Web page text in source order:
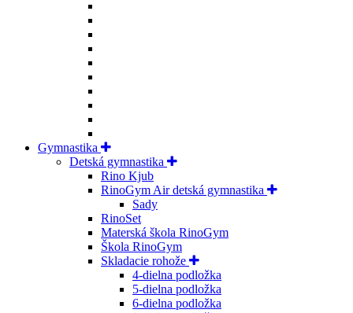
Gymnastika
Detská gymnastika
Rino Kjub
RinoGym Air detská gymnastika
Sady
RinoSet
Materská škola RinoGym
Škola RinoGym
Skladacie rohože
4-dielna podložka
5-dielna podložka
6-dielna podložka